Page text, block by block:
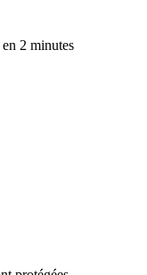
2 minutes